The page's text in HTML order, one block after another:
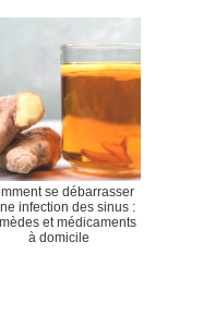
se débarrasser
infection des sinus :
et médicaments
à domicile